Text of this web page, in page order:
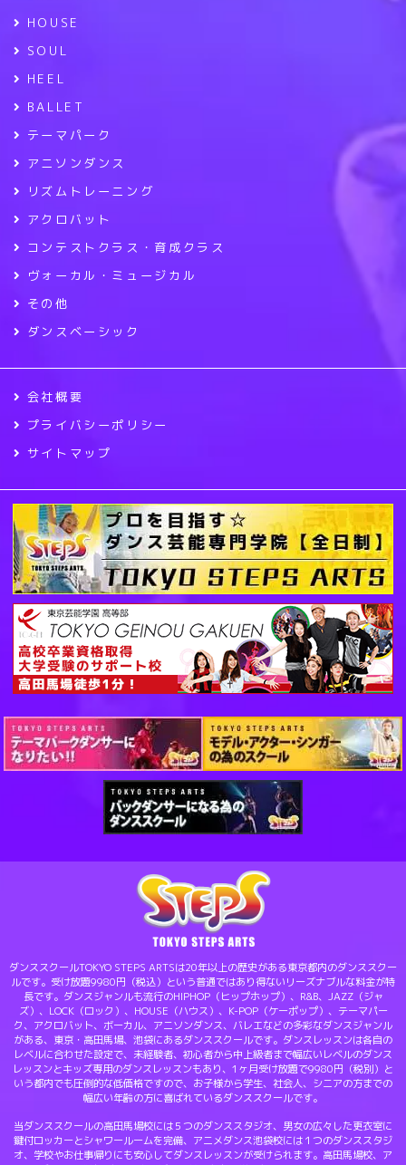
HOUSE
SOUL
HEEL
BALLET
テーマパーク
アニソンダンス
リズムトレーニング
アクロバット
コンテストクラス・育成クラス
ヴォーカル・ミュージカル
その他
ダンスベーシック
会社概要
プライバシーポリシー
サイトマップ
ダンススクールTOKYO STEPS ARTSは20年以上の歴史がある東京都内のダンススクー
ルです。受け放題9980円（税込）という普通ではあり得ないリーズナブルな料金が特
長です。ダンスジャンルも流行のHIPHOP（ヒップホップ）、R&B、JAZZ（ジャ
ズ）、LOCK（ロック）、HOUSE（ハウス）、K-POP（ケーポップ）、テーマパー
ク、アクロバット、ボーカル、アニソンダンス、バレエなどの多彩なダンスジャンル
がある、東京・高田馬場、池袋にあるダンススクールです。ダンスレッスンは各自の
レベルに合わせた設定で、未経験者、初心者から中上級者まで幅広いレベルのダンス
レッスンとキッズ専用のダンスレッスンもあり、1ヶ月受け放題で9980円（税別）と
いう都内でも圧倒的な低価格ですので、お子様から学生、社会人、シニアの方までの
幅広い年齢の方に喜ばれているダンススクールです。
当ダンススクールの高田馬場校には５つのダンススタジオ、男女の広々した更衣室に
鍵付ロッカーとシャワールームを完備、アニメダンス池袋校には１つのダンススタジ
オ、学校やお仕事帰りにも安心してダンスレッスンが受けられます。高田馬場校、ア